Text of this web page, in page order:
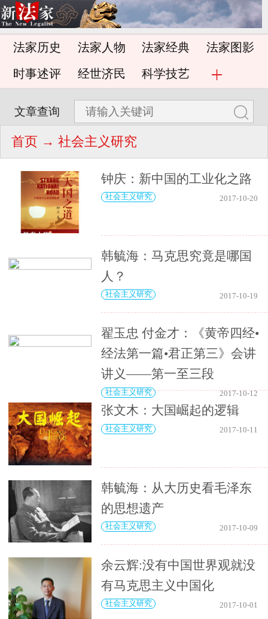
法家历史 法家人物 法家经典 法家图影
时事述评 经世济民 科学技艺
文章查询
首页 → 社会主义研究
钟庆：新中国的工业化之路
社会主义研究 2017-10-20
韩毓海：马克思究竟是哪国
人？
社会主义研究 2017-10-19
翟玉忠 付金才：《黄帝四经•
经法第一篇•君正第三》会讲
讲义——第一至三段
社会主义研究 2017-10-12
张文木：大国崛起的逻辑
社会主义研究 2017-10-11
韩毓海：从大历史看毛泽东
的思想遗产
社会主义研究 2017-10-09
余云辉:没有中国世界观就没
有马克思主义中国化
社会主义研究 2017-10-01